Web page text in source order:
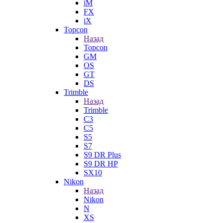
iM
FX
iX
Topcon
Назад
Topcon
GM
OS
GT
DS
Trimble
Назад
Trimble
C3
C5
S5
S7
S9 DR Plus
S9 DR HP
SX10
Nikon
Назад
Nikon
N
XS